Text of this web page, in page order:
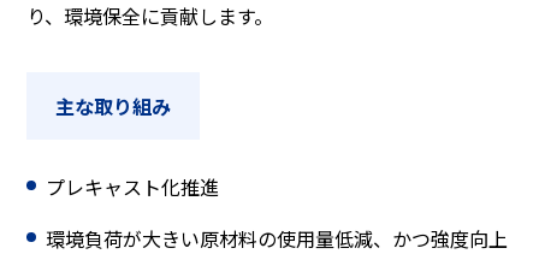
り、環境保全に貢献します。
主な取り組み
プレキャスト化推進
環境負荷が大きい原材料の使用量低減、かつ強度向上